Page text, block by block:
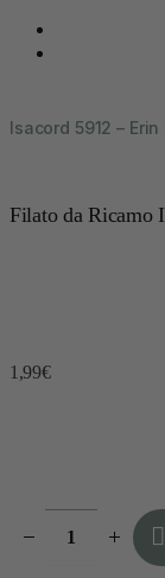
Isacord 5912 –
Filato da Ricamo
1,99€